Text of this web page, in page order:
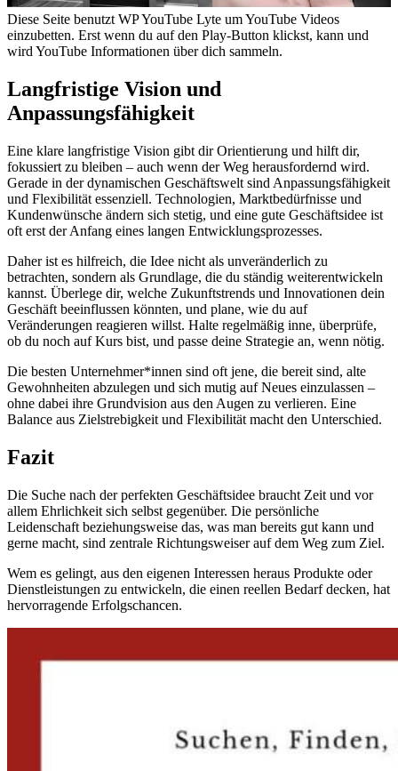
Diese Seite benutzt WP YouTube Lyte um YouTube Videos
einzubetten. Erst wenn du auf den Play-Button klickst, kann und
wird YouTube Informationen über dich sammeln.
Langfristige Vision und
Anpassungsfähigkeit
Eine klare langfristige Vision gibt dir Orientierung und hilft dir,
fokussiert zu bleiben – auch wenn der Weg herausfordernd wird.
Gerade in der dynamischen Geschäftswelt sind Anpassungsfähigkeit
und Flexibilität essenziell. Technologien, Marktbedürfnisse und
Kundenwünsche ändern sich stetig, und eine gute Geschäftsidee ist
oft erst der Anfang eines langen Entwicklungsprozesses.
Daher ist es hilfreich, die Idee nicht als unveränderlich zu
betrachten, sondern als Grundlage, die du ständig weiterentwickeln
kannst. Überlege dir, welche Zukunftstrends und Innovationen dein
Geschäft beeinflussen könnten, und plane, wie du auf
Veränderungen reagieren willst. Halte regelmäßig inne, überprüfe,
ob du noch auf Kurs bist, und passe deine Strategie an, wenn nötig.
Die besten Unternehmer*innen sind oft jene, die bereit sind, alte
Gewohnheiten abzulegen und sich mutig auf Neues einzulassen –
ohne dabei ihre Grundvision aus den Augen zu verlieren. Eine
Balance aus Zielstrebigkeit und Flexibilität macht den Unterschied.
Fazit
Die Suche nach der perfekten Geschäftsidee braucht Zeit und vor
allem Ehrlichkeit sich selbst gegenüber. Die persönliche
Leidenschaft beziehungsweise das, was man bereits gut kann und
gerne macht, sind zentrale Richtungsweiser auf dem Weg zum Ziel.
Wem es gelingt, aus den eigenen Interessen heraus Produkte oder
Dienstleistungen zu entwickeln, die einen reellen Bedarf decken, hat
hervorragende Erfolgschancen.